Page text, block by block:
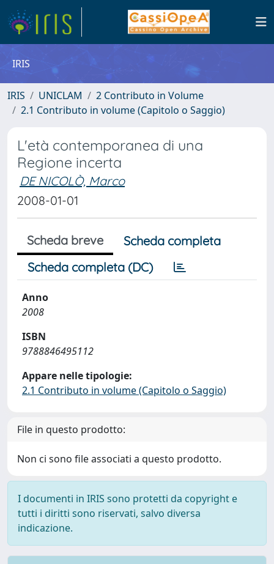
IRIS
IRIS UNICLAM
2 Contributo in Volume
2.1 Contributo in volume (Capitolo o Saggio)
L'età contemporanea di una
Regione incerta
DE NICOLÒ, Marco
2008-01-01
Scheda breve
Scheda completa
Scheda completa (DC)
Anno
2008
ISBN
9788846495112
Appare nelle tipologie:
2.1 Contributo in volume (Capitolo o Saggio)
File in questo prodotto:
Non ci sono file associati a questo prodotto.
I documenti in IRIS sono protetti da copyright e
tutti i diritti sono riservati, salvo diversa
indicazione.